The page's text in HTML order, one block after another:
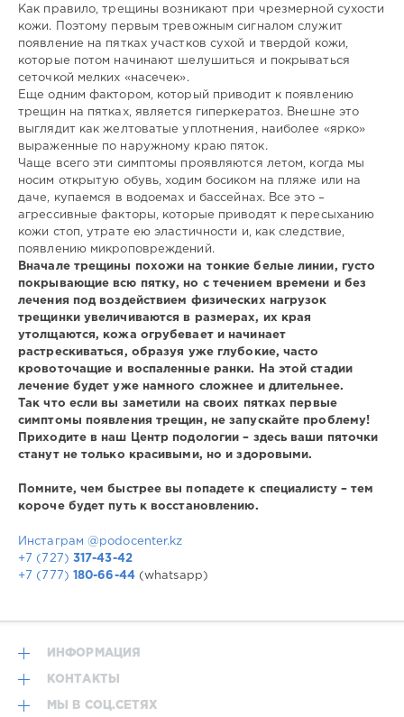
Как правило, трещины возникают при чрезмерной сухости
кожи. Поэтому первым тревожным сигналом служит
появление на пятках участков сухой и твердой кожи,
которые потом начинают шелушиться и покрываться
сеточкой мелких «насечек».
Еще одним фактором, который приводит к появлению
трещин на пятках, является гиперкератоз. Внешне это
выглядит как желтоватые уплотнения, наиболее «ярко»
выраженные по наружному краю пяток.
Чаще всего эти симптомы проявляются летом, когда мы
носим открытую обувь, ходим босиком на пляже или на
даче, купаемся в водоемах и бассейнах. Все это –
агрессивные факторы, которые приводят к пересыханию
кожи стоп, утрате ею эластичности и, как следствие,
появлению микроповреждений.
Вначале трещины похожи на тонкие белые линии, густо
покрывающие всю пятку, но с течением времени и без
лечения под воздействием физических нагрузок
трещинки увеличиваются в размерах, их края
утолщаются, кожа огрубевает и начинает
растрескиваться, образуя уже глубокие, часто
кровоточащие и воспаленные ранки. На этой стадии
лечение будет уже намного сложнее и длительнее.
Так что если вы заметили на своих пятках первые
симптомы появления трещин, не запускайте проблему!
Приходите в наш Центр подологии – здесь ваши пяточки
станут не только красивыми, но и здоровыми.
Помните, чем быстрее вы попадете к специалисту – тем
короче будет путь к восстановлению.
Инстаграм @podocenter.kz
+7 (727) 317-43-42
+7 (777) 180-66-44(whatsapp)
ИНФОРМАЦИЯ
КОНТАКТЫ
МЫ В СОЦ.СЕТЯХ